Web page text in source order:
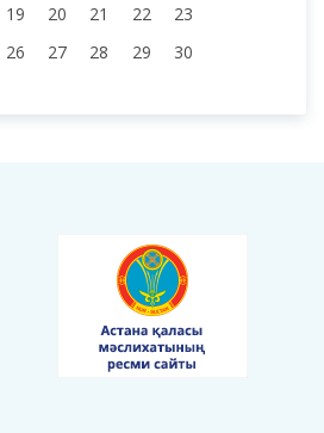
19 20 21 22
23
26 27 28 29
30